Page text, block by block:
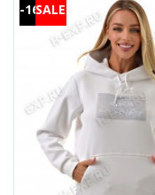
-16%